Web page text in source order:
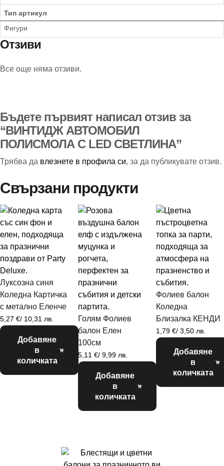
Тип артикул
Фигури
Отзиви
Все още няма отзиви.
Бъдете първият написал отзив за
“ВИНТИДЖ АВТОМОБИЛ
ПОЛИСМОЛА С LED СВЕТЛИНА”
Трябва да влезнете в профила си, за да публикувате отзив.
Свързани продукти
Луксозна синя
Коледна Картичка
с метално Еленче
5,27 €/ 10,31 лв.
Добавяне
в
количката
Голям Фолиев
балон Елен
100см
5,11 €/ 9,99 лв.
Добавяне
в
количката
Фолиев балон
Коледна
Близалка КЕНДИ
1,79 €/ 3,50 лв.
Добавяне
в
количката